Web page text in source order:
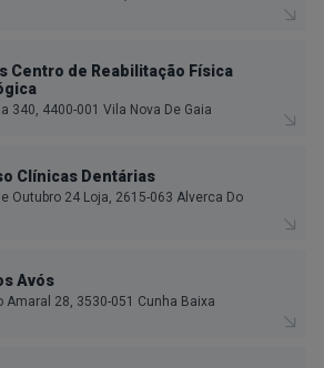
Centro de Reabilitação Física
340, 4400-001 Vila Nova De Gaia
Clínicas Dentárias
Outubro 24 Loja, 2615-063 Alverca Do
Avós
Amaral 28, 3530-051 Cunha Baixa